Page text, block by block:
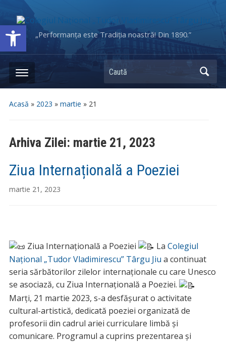
Deschide bara de unelte„Performanța este Tradiția noastră! Din 1890.”
Caută
Acasă » 2023 » martie » 21
Arhiva Zilei: martie 21, 2023
Ziua Internațională a Poeziei
martie 21, 2023
Ziua Internațională a Poeziei La Colegiul
Național „Tudor Vladimirescu” Târgu Jiu a continuat
seria sărbătorilor zilelor internaționale cu care Unesco
se asociază, cu Ziua Internațională a Poeziei.
Marți, 21 martie 2023, s-a desfășurat o activitate
cultural-artistică, dedicată poeziei organizată de
profesorii din cadrul ariei curriculare limbă și
comunicare. Programul a cuprins prezentarea și